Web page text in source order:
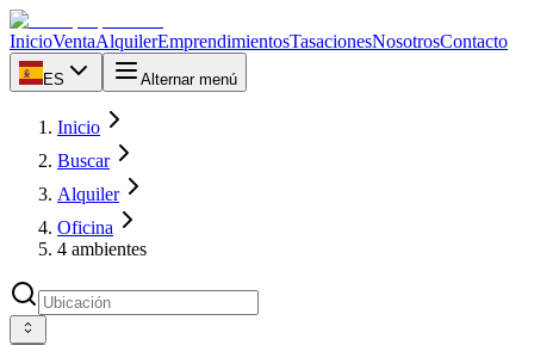
InicioVentaAlquilerEmprendimientosTasacionesNosotrosContacto
ES Alternar menú
Inicio
Buscar
Alquiler
Oficina
4 ambientes